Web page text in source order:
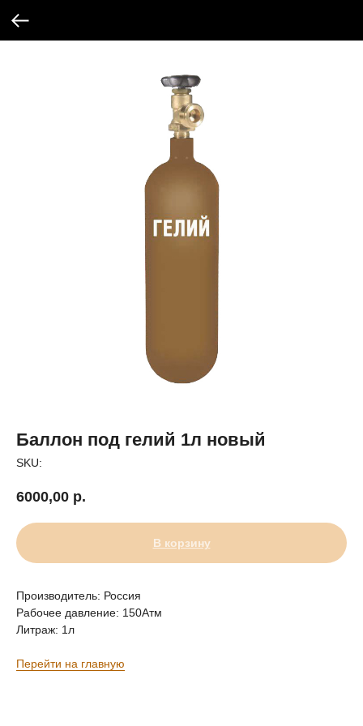
Баллон под гелий 1л новый
SKU:
6000,00 р.
В корзину
Производитель: Россия
Рабочее давление: 150Атм
Литраж: 1л
Перейти на главную